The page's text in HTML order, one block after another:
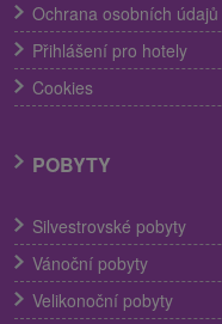
Ochrana osobních údajů
Přihlášení pro hotely
Cookies
POBYTY
Silvestrovské pobyty
Vánoční pobyty
Velikonoční pobyty